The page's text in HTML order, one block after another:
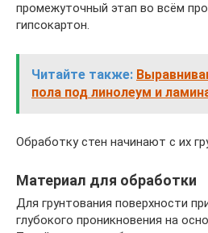
промежуточный этап во всём
гипсокартон.
Читайте также:
пола под линолеум и
Обработку стен начинают с их
Материал для обработки
Для грунтования поверхности
глубокого проникновения на